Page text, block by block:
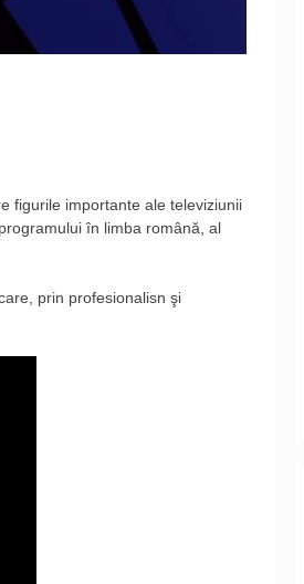
figurile importante ale televiziunii
în limba română, al
prin profesionalisn şi